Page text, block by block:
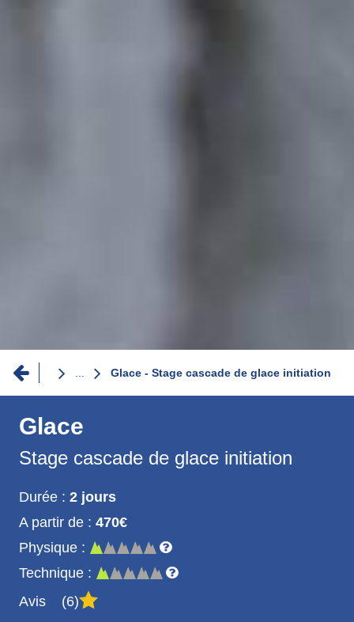
Fil
d'Ariane
... Glace - Stage cascade de glace initiation
Glace
Stage cascade de glace initiation
Durée : 2 jours
A partir de : 470€
Physique :
Technique :
Avis
6